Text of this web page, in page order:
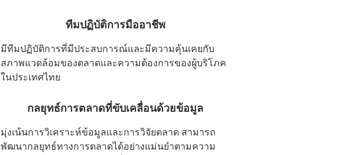
ทีมปฏิบัติการมืออาชีพ
มีทีมปฏิบัติการที่มีประสบการณ์และมีความคุ้นเคยกับ
สภาพแวดล้อมของตลาดและความต้องการของผู้บริโภค
ในประเทศไทย
กลยุทธ์การตลาดที่ขับเคลื่อนด้วยข้อมูล
มุ่งเน้นการวิเคราะห์ข้อมูลและการวิจัยตลาด สามารถ
พัฒนากลยุทธ์ทางการตลาดได้อย่างแม่นยำตามความ